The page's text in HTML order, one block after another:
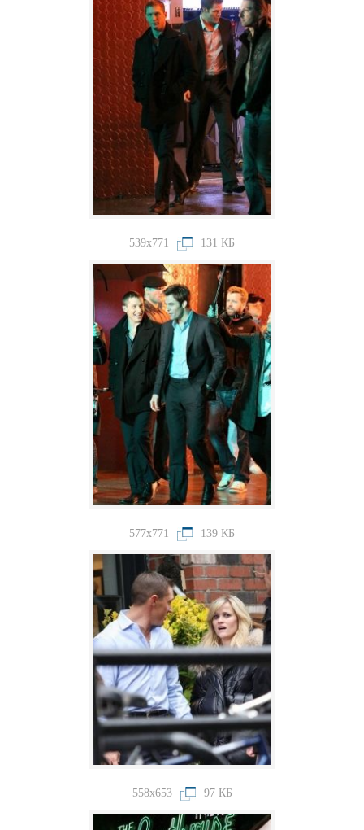
539x771 131 КБ
577x771 139 КБ
558x653 97 КБ